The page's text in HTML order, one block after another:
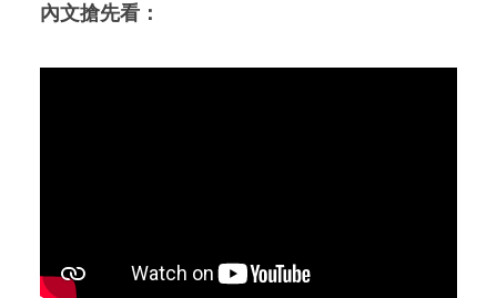
內文搶先看：